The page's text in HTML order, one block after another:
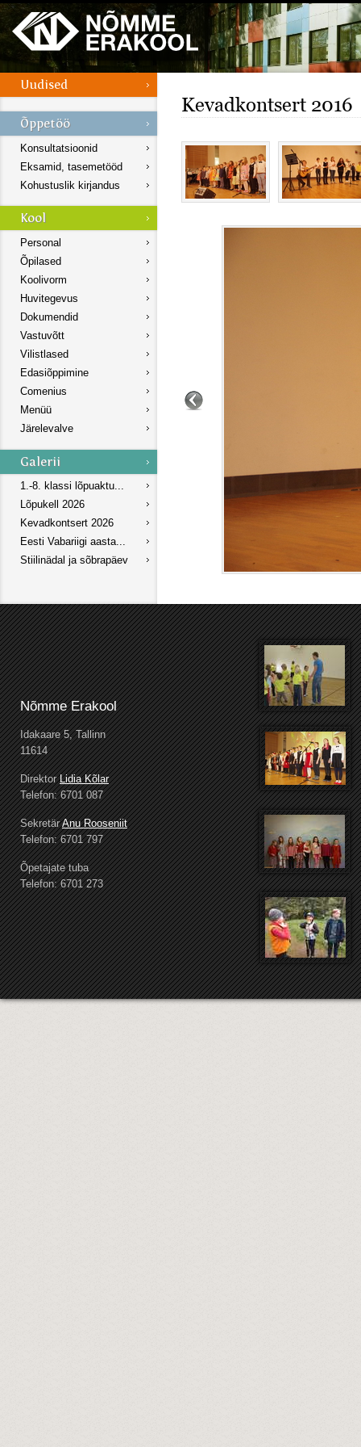
Konsultatsioonid
Eksamid, tasemetööd
Kohustuslik kirjandus
Personal
Õpilased
Koolivorm
Huvitegevus
Dokumendid
Vastuvõtt
Vilistlased
Edasiõppimine
Comenius
Menüü
Järelevalve
1.-8. klassi lõpuaktu...
Lõpukell 2026
Kevadkontsert 2026
Eesti Vabariigi aasta...
Stiilinädal ja sõbrapäev
Kevadkontsert 2016
Nõmme Erakool
Idakaare 5, Tallinn
11614
DirektorLidia Kõlar
Telefon: 6701 087
SekretärAnu Rooseniit
Telefon: 6701 797
Õpetajate tuba
Telefon: 6701 273